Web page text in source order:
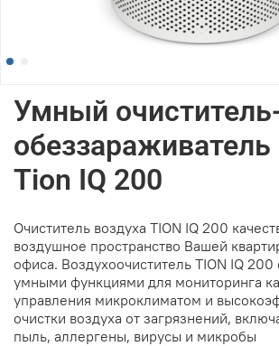
Умный
обеззараживатель
Tion IQ 200
Очиститель воздуха TION IQ 200
воздушное пространство Вашей
офиса. Воздухоочиститель TION IQ
умными функциями для мониторинга
управления микроклиматом и
очистки воздуха от загрязнений,
пыль, аллергены, вирусы и микробы